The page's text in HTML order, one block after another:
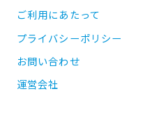
ご利用にあたって
プライバシーポリシー
お問い合わせ
運営会社